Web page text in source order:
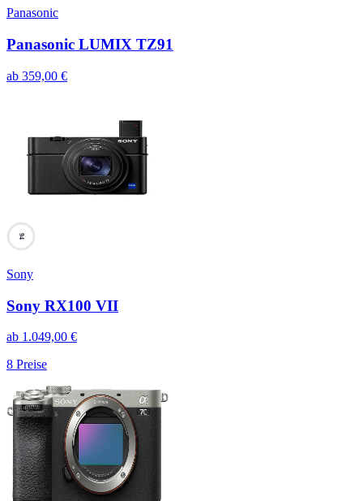
Panasonic
Panasonic LUMIX TZ91
ab 359,00 €
94
Sony
Sony RX100 VII
ab 1.049,00 €
8 Preise